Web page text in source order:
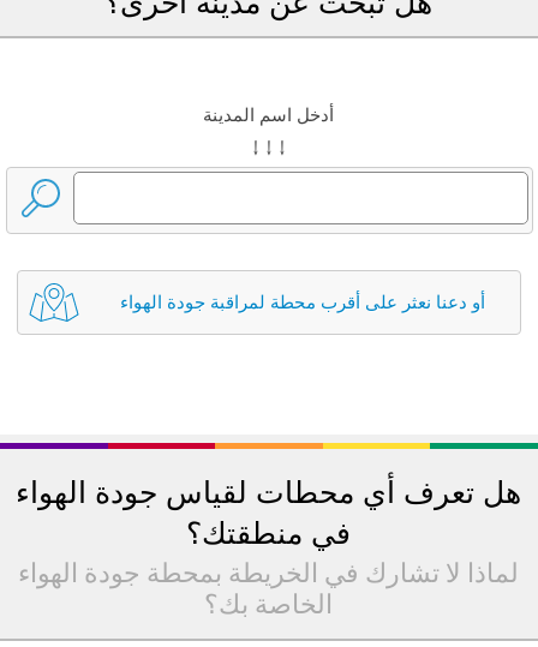
أدخل اسم المدينة
↓ ↓ ↓
أو دعنا نعثر على أقرب محطة لمراقبة جودة الهواء
هل تعرف أي محطات لقياس جودة الهواء
في منطقتك؟
لماذا لا تشارك في الخريطة بمحطة جودة الهواء
الخاصة بك؟